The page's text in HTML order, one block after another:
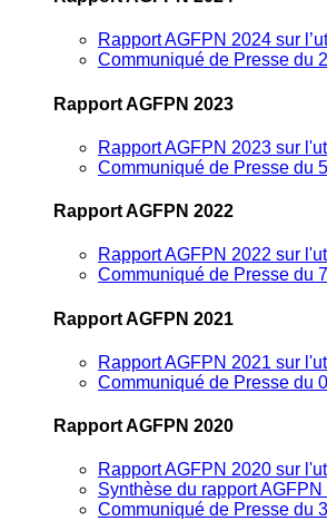
Rapport AGFPN 2024 sur
Communiqué de Presse du
Rapport AGFPN 2023
Rapport AGFPN 2023 sur
Communiqué de Presse du
Rapport AGFPN 2022
Rapport AGFPN 2022 sur
Communiqué de Presse du
Rapport AGFPN 2021
Rapport AGFPN 2021 sur
Communiqué de Presse du
Rapport AGFPN 2020
Rapport AGFPN 2020 sur
Synthèse du rapport AGFPN
Communiqué de Presse du